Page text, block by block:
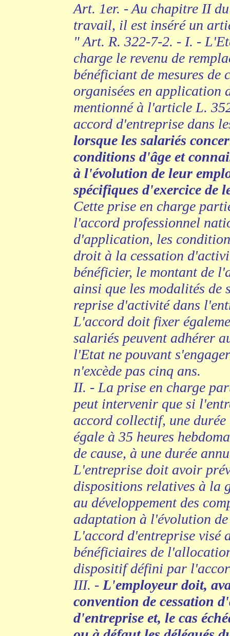
Art. 1er. - Au chapitre II
travail, il est inséré un
" Art. R. 322-7-2. - I. -
charge le revenu de
bénéficiant de mesures
organisées en application
mentionné à l'article L.
accord d'entreprise dans
lorsque les salariés
conditions d'âge et
à l'évolution de leur
spécifiques d'exercice de
Cette prise en charge
l'accord professionnel
d'application, les
droit à la cessation
bénéficier, le montant de
ainsi que les modalités de
reprise d'activité dans
L'accord doit fixer
salariés peuvent adhérer
l'Etat ne pouvant
n'excède pas cinq ans.
II. - La prise en charge
peut intervenir que si
accord collectif, une
égale à 35 heures
de cause, à une durée
L'entreprise doit avoir
dispositions relatives à la
au développement des
adaptation à l'évolution
L'accord d'entreprise visé
bénéficiaires de
dispositif défini par
III. - L'employeur doit,
convention de cessation
d'entreprise et, le cas